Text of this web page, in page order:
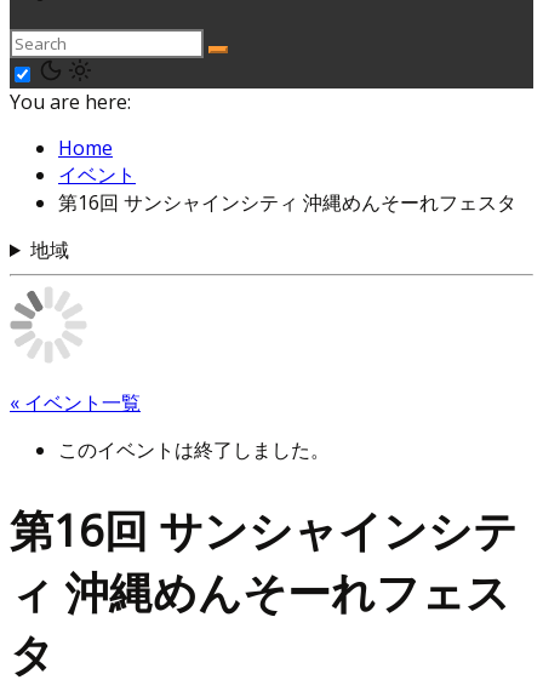
You are here:
Home
イベント
第16回 サンシャインシティ 沖縄めんそーれフェスタ
地域
« イベント一覧
このイベントは終了しました。
第16回 サンシャインシテ
ィ 沖縄めんそーれフェス
タ